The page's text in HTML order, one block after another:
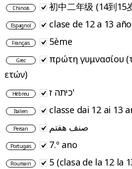
Chinois 初中二年级 (14到15
Espagnol clase de 12 a 13
Français 5ème
Grec
πρώτη γυμνασίου
ετών)
Hébreu כיתה ז'
Italien classe dai 12 ai 13
Persan صنف هفتم
Portugais 7.º ano
Roumain 5 (clasa de la 12 la